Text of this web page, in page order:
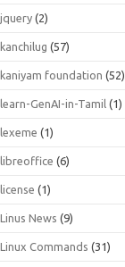
jquery (2)
kanchilug (57)
kaniyam foundation (52)
learn-GenAI-in-Tamil (1)
lexeme (1)
libreoffice (6)
license (1)
Linus News (9)
Linux Commands (31)